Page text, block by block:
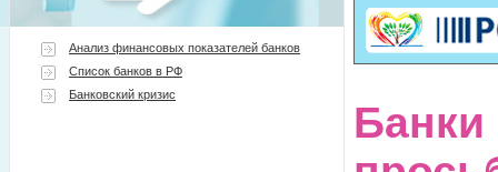
Анализ финансовых показателей банков
Список банков в РФ
Банковский кризис
Банки